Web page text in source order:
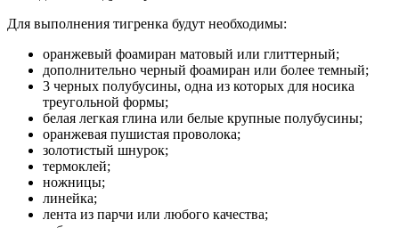
Для выполнения тигренка будут необходимы:
оранжевый фоамиран матовый или глиттерный;
дополнительно черный фоамиран или более темный;
3 черных полубусины, одна из которых для носика
треугольной формы;
белая легкая глина или белые крупные полубусины;
оранжевая пушистая проволока;
золотистый шнурок;
термоклей;
ножницы;
линейка;
лента из парчи или любого качества;